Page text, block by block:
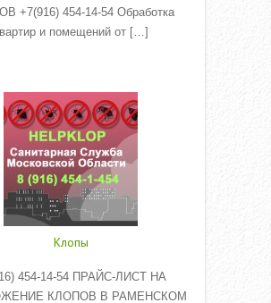
+7(916) 454-14-54 Обработка
и помещений от […]
Клопы
454-14-54 ПРАЙС-ЛИСТ НА
КЛОПОВ В РАМЕНСКОМ